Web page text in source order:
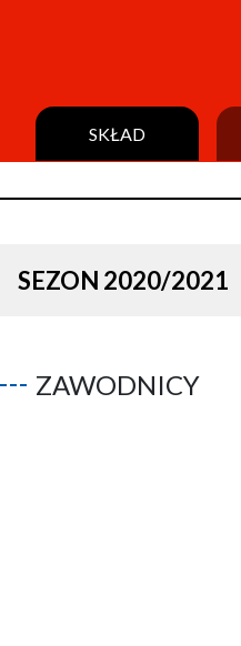
SKŁAD
SEZON 2020/2021
ZAWODNICY